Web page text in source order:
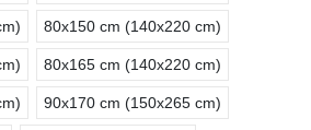
80x150 cm (140x220 cm)
80x165 cm (140x220 cm)
90x170 cm (150x265 cm)